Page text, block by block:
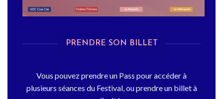
PRENDRE SON BILLET
Vous pouvez prendre un Pass pour accéder à
plusieurs séances du Festival, ou prendre un billet à